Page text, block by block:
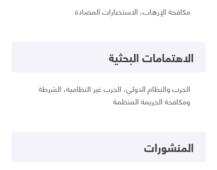
مكافحة الإرهاب، الاستخبارات المضادة
الاهتمامات البحثية
الحرب والنظام الدولي، الحرب غير النظامية، الشرطة
ومكافحة الجريمة المنظمة
المنشورات